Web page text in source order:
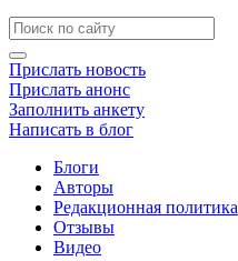
Прислать новость
Прислать анонс
Заполнить анкету
Написать в блог
Блоги
Авторы
Редакционная политика
Отзывы
Видео